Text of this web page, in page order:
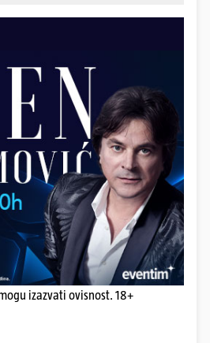
izazvati ovisnost. 18+